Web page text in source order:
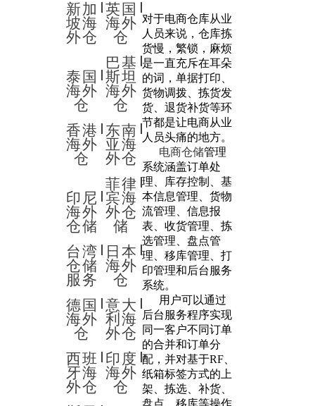
新加
坡海
外仓
英国
海外
仓
泰国
海外
仓
巴基
斯坦
海外
仓
香港
海外
仓
东南
亚海
外仓
印尼
海外
仓储
菲律
宾海
外仓
储
台湾
仓储
服务
日本
海外
仓
德国
海外
仓
意大
利海
外仓
西班
牙海
外仓
印度
海外
仓
对于电商仓库从业
人员来说，仓库拣
货慢，繁锁，麻烦
是一直充斥在耳朵
的词，单据打印、
货物调拨、拣货发
货、退货补货等环
节都是让电商从业
人员头痛的地方。
电商仓储管理
系统涵盖订单处
理、库存控制、基
本信息管理、货物
流管理、信息报
表、收货管理、拣
选管理、盘点管
理、移库管理、打
印管理和后台服务
系统。
用户可以通过
后台服务程序实现
同一客户不同订单
的合并和订单分
配，并对基于RF、
纸箱标签方式的上
架、拣选、补货、
盘点、移库等操作